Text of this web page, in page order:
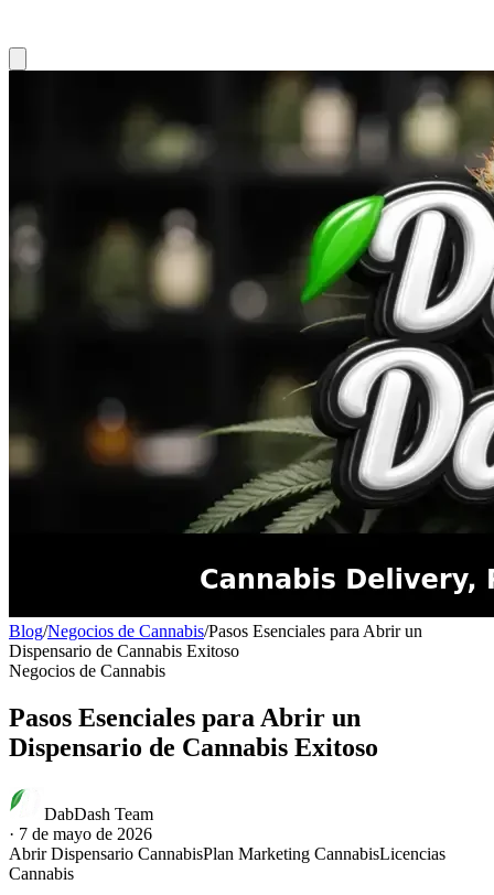
Blog/Negocios de Cannabis/Pasos Esenciales para Abrir un
Dispensario de Cannabis Exitoso
Negocios de Cannabis
Pasos Esenciales para Abrir un
Dispensario de Cannabis Exitoso
DabDash Team
· 7 de mayo de 2026
Abrir Dispensario CannabisPlan Marketing CannabisLicencias
Cannabis